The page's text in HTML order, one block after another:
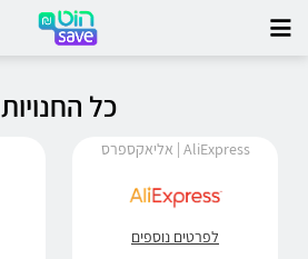
כל החנויות
AliExpress | אליאקספרס
לפרטים נוספים